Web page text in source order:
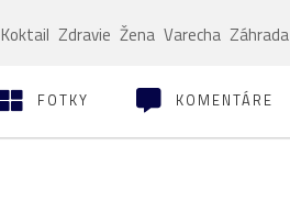
Koktail Zdravie Žena Varecha Záhrada
FOTKY KOMENTÁRE